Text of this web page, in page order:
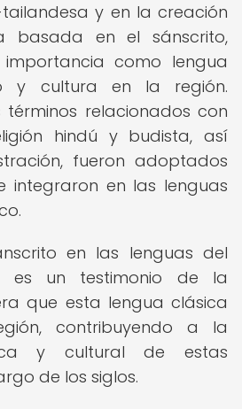
y en la creación
basada en el sánscrito,
como lengua
y cultura en la región.
términos relacionados con
hindú y budista, así
fueron adoptados
integraron en las lenguas
en las lenguas del
es un testimonio de la
que esta lengua clásica
contribuyendo a la
y cultural de estas
de los siglos.